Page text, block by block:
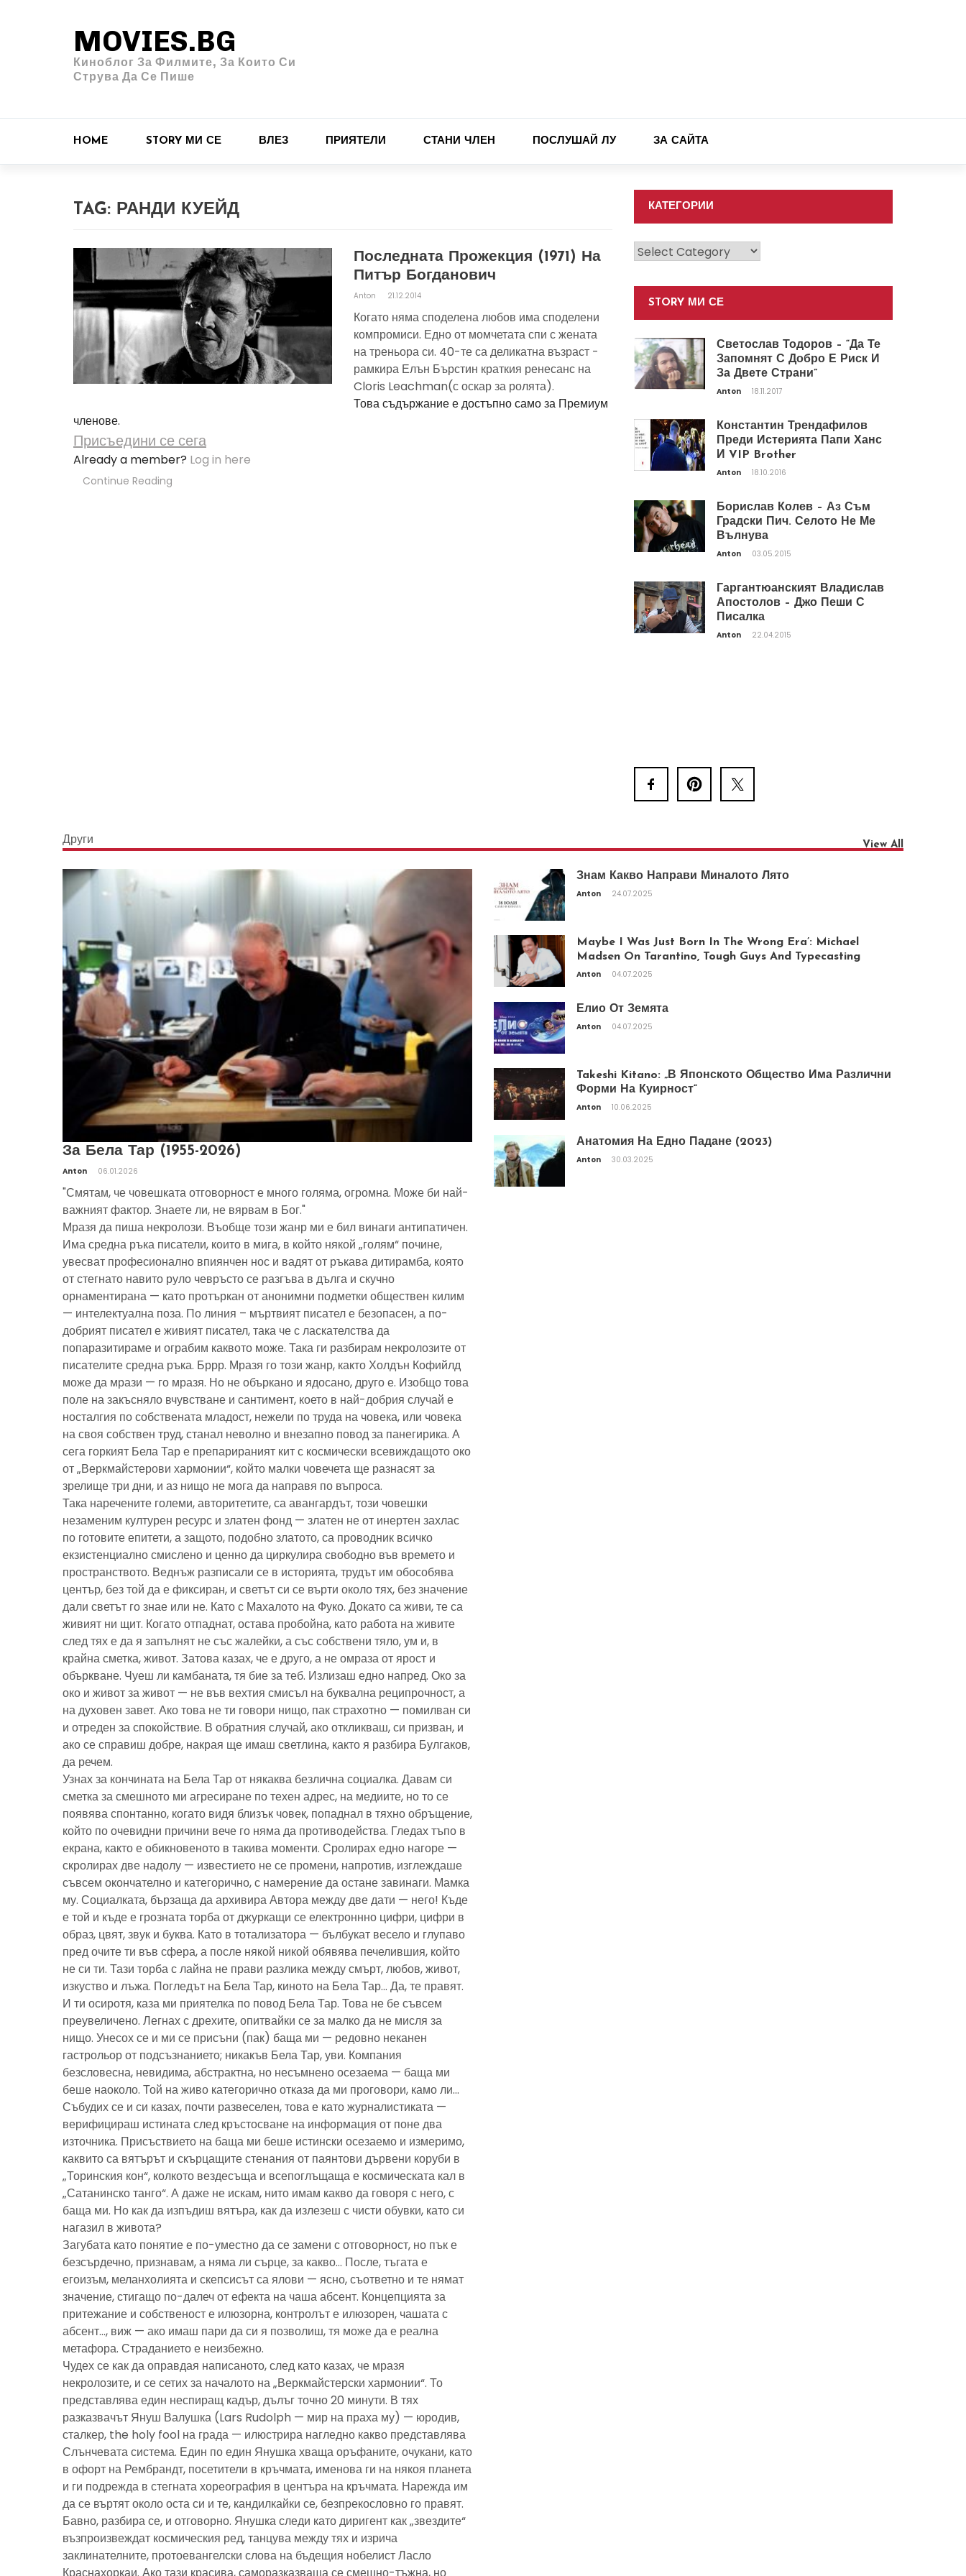
MOVIES.BG
Киноблог За Филмите, За Които Си
Струва Да Се Пише
HOME STORY МИ СЕ ВЛЕЗ ПРИЯТЕЛИ СТАНИ ЧЛЕН ПОСЛУШАЙ ЛУ ЗА САЙТА
TAG: РАНДИ КУЕЙД
Последната Прожекция (1971) На
Питър Богданович
Anton 21.12.2014
Когато няма споделена любов има споделени
компромиси. Едно от момчетата спи с жената
на треньора си. 40-те са деликатна възраст -
рамкира Елън Бърстин краткия ренесанс на
Cloris Leachman(с оскар за ролята).
Това съдържание е достъпно само за Премиум
членове.
Присъедини се сега
Already a member? Log in here
Continue Reading
КАТЕГОРИИ
Категории
STORY МИ СЕ
Светослав Тодоров – “Да Те
Запомнят С Добро Е Риск И
За Двете Страни”
Anton 18.11.2017
Константин Трендафилов
Преди Истерията Папи Ханс
И VIP Brother
Anton 18.10.2016
Борислав Колев – Аз Съм
Градски Пич. Селото Не Ме
Вълнува
Anton 03.05.2015
Гаргантюанският Владислав
Апостолов – Джо Пеши С
Писалка
Anton 22.04.2015
Други View All
За Бела Тар (1955-2026)
Anton 06.01.2026
"Смятам, че човешката отговорност е много голяма, огромна. Може би най-
важният фактор. Знаете ли, не вярвам в Бог."
Мразя да пиша некролози. Въобще този жанр ми е бил винаги антипатичен.
Има средна ръка писатели, които в мига, в който някой „голям“ почине,
увесват професионално впиянчен нос и вадят от ръкава дитирамба, която
от стегнато навито руло чевръсто се разгъва в дълга и скучно
орнаментирана — като протъркан от анонимни подметки обществен килим
— интелектуална поза. По линия – мъртвият писател е безопасен, а по-
добрият писател е живият писател, така че с ласкателства да
попаразитираме и ограбим каквото може. Така ги разбирам некролозите от
писателите средна ръка. Бррр. Мразя го този жанр, както Холдън Кофийлд
може да мрази — го мразя. Но не объркано и ядосано, друго е. Изобщо това
поле на закъсняло вчувстване и сантимент, което в най-добрия случай е
носталгия по собствената младост, нежели по труда на човека, или човека
на своя собствен труд, станал неволно и внезапно повод за панегирика. А
сега горкият Бела Тар е препарираният кит с космически всевиждащото око
от „Веркмайстерови хармонии“, който малки човечета ще разнасят за
зрелище три дни, и аз нищо не мога да направя по въпроса.
Така наречените големи, авторитетите, са авангардът, този човешки
незаменим културен ресурс и златен фонд — златен не от инертен захлас
по готовите епитети, а защото, подобно златото, са проводник всичко
екзистенциално смислено и ценно да циркулира свободно във времето и
пространството. Веднъж разписали се в историята, трудът им обособява
център, без той да е фиксиран, и светът си се върти около тях, без значение
дали светът го знае или не. Като с Махалото на Фуко. Докато са живи, те са
живият ни щит. Когато отпаднат, остава пробойна, като работа на живите
след тях е да я запълнят не със жалейки, а със собствени тяло, ум и, в
крайна сметка, живот. Затова казах, че е друго, а не омраза от ярост и
объркване. Чуеш ли камбаната, тя бие за теб. Излизаш едно напред. Око за
око и живот за живот — не във вехтия смисъл на буквална реципрочност, а
на духовен завет. Ако това не ти говори нищо, пак страхотно — помилван си
и отреден за спокойствие. В обратния случай, ако откликваш, си призван, и
ако се справиш добре, накрая ще имаш светлина, както я разбира Булгаков,
да речем.
Узнах за кончината на Бела Тар от някаква безлична социалка. Давам си
сметка за смешното ми агресиране по техен адрес, на медиите, но то се
появява спонтанно, когато видя близък човек, попаднал в тяхно обръщение,
който по очевидни причини вече го няма да противодейства. Гледах тъпо в
екрана, както е обикновеното в такива моменти. Сролирах едно нагоре —
скролирах две надолу — известието не се промени, напротив, изглеждаше
съвсем окончателно и категорично, с намерение да остане завинаги. Мамка
му. Социалката, бързаща да архивира Автора между две дати — него! Къде
е той и къде е грозната торба от джуркащи се електроннно цифри, цифри в
образ, цвят, звук и буква. Като в тотализатора — бълбукат весело и глупаво
пред очите ти във сфера, а после някой никой обявява печелившия, който
не си ти. Тази торба с лайна не прави разлика между смърт, любов, живот,
изкуство и лъжа. Погледът на Бела Тар, киното на Бела Тар… Да, те правят.
И ти осиротя, каза ми приятелка по повод Бела Тар. Това не бе съвсем
преувеличено. Легнах с дрехите, опитвайки се за малко да не мисля за
нищо. Унесох се и ми се присъни (пак) баща ми — редовно неканен
гастрольор от подсъзнанието; никакъв Бела Тар, уви. Компания
безсловесна, невидима, абстрактна, но несъмнено осезаема — баща ми
беше наоколо. Той на живо категорично отказа да ми проговори, камо ли…
Събудих се и си казах, почти развеселен, това е като журналистиката —
верифицираш истината след кръстосване на информация от поне два
източника. Присъствието на баща ми беше истински осезаемо и измеримо,
каквито са вятърът и скърцащите стенания от паянтови дървени коруби в
„Торинския кон“, колкото вездесъща и всепоглъщаща е космическата кал в
„Сатанинско танго“. А даже не искам, нито имам какво да говоря с него, с
баща ми. Но как да изпъдиш вятъра, как да излезеш с чисти обувки, като си
нагазил в живота?
Загубата като понятие е по-уместно да се замени с отговорност, но пък е
безсърдечно, признавам, а няма ли сърце, за какво… После, тъгата е
егоизъм, меланхолията и скепсисът са ялови — ясно, съответно и те нямат
значение, стигащо по-далеч от ефекта на чаша абсент. Концепцията за
притежание и собственост е илюзорна, контролът е илюзорен, чашата с
абсент…, виж — ако имаш пари да си я позволиш, тя може да е реална
метафора. Страданието е неизбежно.
Чудех се как да оправдая написаното, след като казах, че мразя
некролозите, и се сетих за началото на „Веркмайстерски хармонии“. То
представлява един неспиращ кадър, дълъг точно 20 минути. В тях
разказвачът Януш Валушка (Lars Rudolph — мир на праха му) — юродив,
сталкер, the holy fool на града — илюстрира нагледно какво представлява
Слънчевата система. Един по един Янушка хваща оръфаните, очукани, като
в офорт на Рембрандт, посетители в кръчмата, именова ги на някоя планета
и ги подрежда в стегната хореография в центъра на кръчмата. Нарежда им
да се въртят около оста си и те, кандилкайки се, безпрекословно го правят.
Бавно, разбира се, и отговорно. Янушка следи като диригент как „звездите“
възпроизвеждат космическия ред, танцува между тях и изрича
заклинателните, протоевангелски слова на бъдещия нобелист Ласло
Знам Какво Направи Миналото Лято
Anton 24.07.2025
Maybe I Was Just Born In The Wrong Era’: Michael
Madsen On Tarantino, Tough Guys And Typecasting
Anton 04.07.2025
Елио От Земята
Anton 04.07.2025
Takeshi Kitano: „В Японското Общество Има Различни
Форми На Куирност“
Anton 10.06.2025
Анатомия На Едно Падане (2023)
Anton 30.03.2025